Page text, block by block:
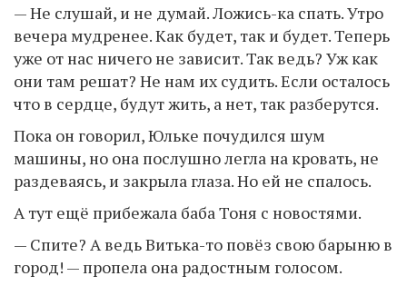
— Не слушай, и не думай. Ложись-ка спать. Утро
вечера мудренее. Как будет, так и будет. Теперь
уже от нас ничего не зависит. Так ведь? Уж как
они там решат? Не нам их судить. Если осталось
что в сердце, будут жить, а нет, так разберутся.
Пока он говорил, Юльке почудился шум
машины, но она послушно легла на кровать, не
раздеваясь, и закрыла глаза. Но ей не спалось.
А тут ещё прибежала баба Тоня с новостями.
— Спите? А ведь Витька-то повёз свою барыню в
город! — пропела она радостным голосом.